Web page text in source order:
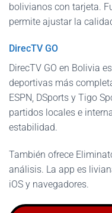
bolivianos con tarjeta.
permite ajustar la
DirecTV GO
DirecTV GO en Bolivia
deportivas más
ESPN, DSports y Tigo
partidos locales e
estabilidad.
También ofrece
análisis. La app es
iOS y navegadores.